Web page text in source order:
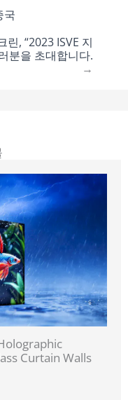
국
, “2023 ISVE 지
분을 초대합니다.
→
Curtain Walls